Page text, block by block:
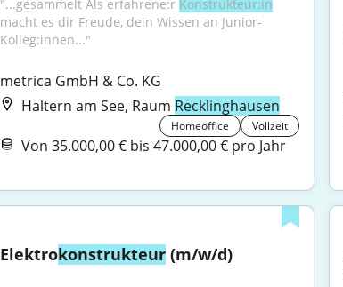
"...gesammelt Als erfahrene:r Konstrukteur:in
macht es dir Freude, dein Wissen an Junior-
Kolleg:innen..."
metrica GmbH & Co. KG
Haltern am See, Raum Recklinghausen
Homeoffice Vollzeit
Von 35.000,00 € bis 47.000,00 € pro Jahr
Elektrokonstrukteur (m/w/d)